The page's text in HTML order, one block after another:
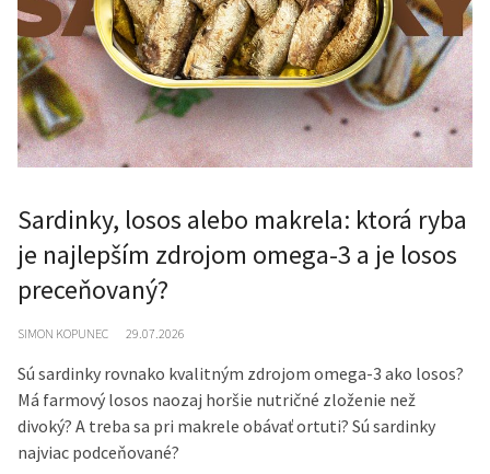
Sardinky, losos alebo makrela: ktorá ryba
je najlepším zdrojom omega-3 a je losos
preceňovaný?
SIMON KOPUNEC 29.07.2026
Sú sardinky rovnako kvalitným zdrojom omega-3 ako losos?
Má farmový losos naozaj horšie nutričné zloženie než
divoký? A treba sa pri makrele obávať ortuti? Sú sardinky
najviac podceňované?